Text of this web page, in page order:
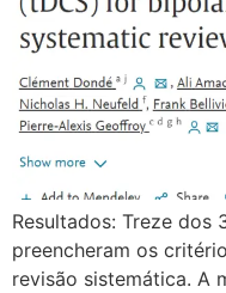
Resultados: Treze
preencheram os
revisão sistemática. A